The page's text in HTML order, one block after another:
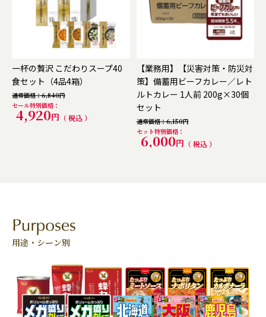
一杯の贅沢 こだわりスープ40
食セット（4品4箱）
通常価格
6,840
セール特別価格
4,920 税込
【業務用】【災害対策・防災対
策】備蓄用ビーフカレー／レト
ルトカレー 1人前 200g×30個
セット
通常価格
6,150
セット特別価格
6,000 税込
用途・シーン別